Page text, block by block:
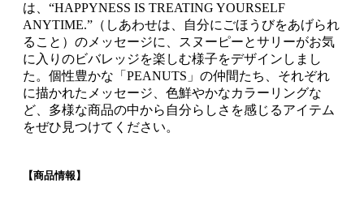
は、“HAPPYNESS IS TREATING YOURSELF
ANYTIME.”（しあわせは、自分にごほうびをあげられ
ること）のメッセージに、スヌーピーとサリーがお気
に入りのビバレッジを楽しむ様子をデザインしまし
た。個性豊かな「PEANUTS」の仲間たち、それぞれ
に描かれたメッセージ、色鮮やかなカラーリングな
ど、多様な商品の中から自分らしさを感じるアイテム
をぜひ見つけてください。
【商品情報】